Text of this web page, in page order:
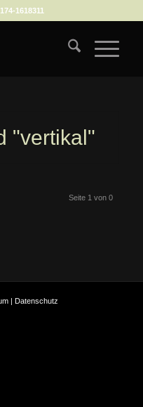
1618311
"vertikal"
Seite 1 von 0
| Datenschutz